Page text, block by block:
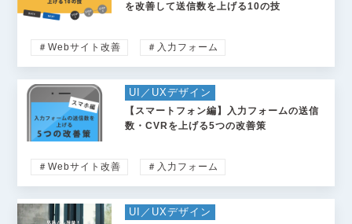
を改善して送信数を上げる10の技
＃Webサイト改善 ＃入力フォーム
UI／UXデザイン
【スマートフォン編】入力フォームの送信
数・CVRを上げる5つの改善策
＃Webサイト改善 ＃入力フォーム
UI／UXデザイン